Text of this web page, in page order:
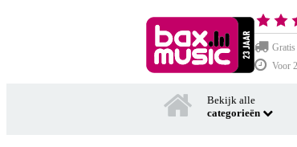
Voor
Bekijk alle
categorieën